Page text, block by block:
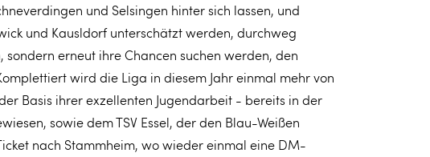
und Selsingen hinter sich lassen, und
und Kausldorf unterschätzt werden, durchweg
erneut ihre Chancen suchen werden, den
wird die Liga in diesem Jahr einmal mehr von
Basis ihrer exzellenten Jugendarbeit - bereits in der
sowie dem TSV Essel, der den Blau-Weißen
nach Stammheim, wo wieder einmal eine DM-